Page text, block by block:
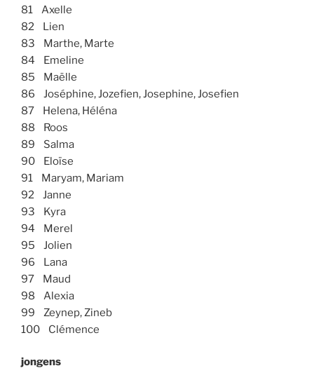
81 Axelle
82 Lien
83 Marthe, Marte
84 Emeline
85 Maëlle
86 Joséphine, Jozefien, Josephine, Josefien
87 Helena, Héléna
88 Roos
89 Salma
90 Eloïse
91 Maryam, Mariam
92 Janne
93 Kyra
94 Merel
95 Jolien
96 Lana
97 Maud
98 Alexia
99 Zeynep, Zineb
100 Clémence
jongens